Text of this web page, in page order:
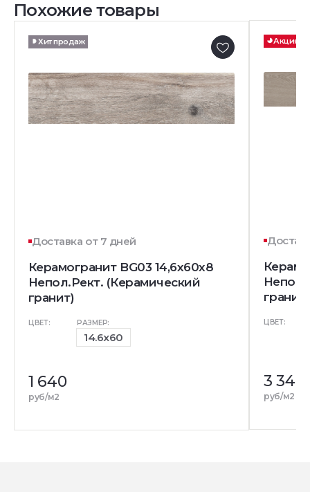
Похожие товары
Хит продаж
Доставка от 7 дней
Керамогранит BG03 14,6x60x8
Непол.Рект. (Керамический
гранит)
ЦВЕТ: РАЗМЕР:
14.6x60
1 640
руб/м2
Акция
гранит)
ЦВЕТ:
3 340
руб/м2